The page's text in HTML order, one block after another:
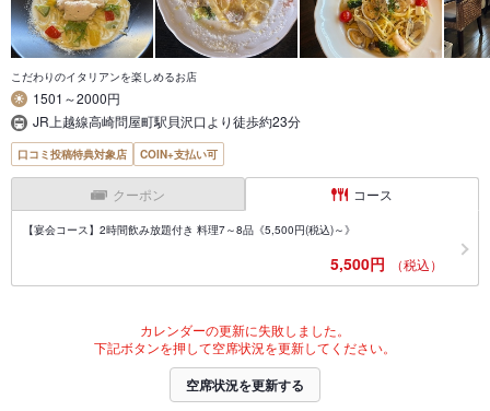
こだわりのイタリアンを楽しめるお店
1501～2000円
JR上越線高崎問屋町駅貝沢口より徒歩約23分
口コミ投稿特典対象店 COIN+支払い可
クーポン コース
【宴会コース】2時間飲み放題付き 料理7～8品《5,500円(税込)～》
5,500円 （税込）
カレンダーの更新に失敗しました。
下記ボタンを押して空席状況を更新してください。
空席状況を更新する